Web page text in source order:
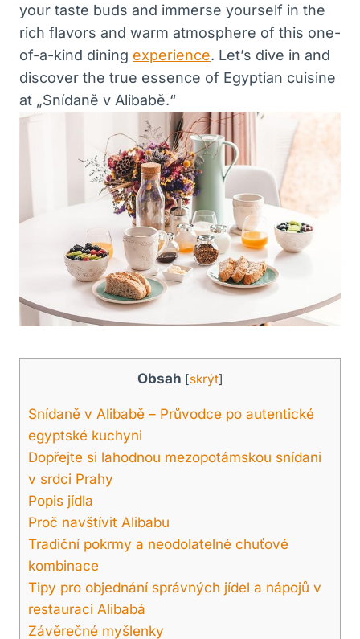
your taste buds and immerse yourself in the
rich flavors and warm atmosphere of this one-
of-a-kind dining experience. Let’s dive in and
discover the true essence of Egyptian cuisine
at „Snídaně v Alibabě.“
Obsah [skrýt]
Snídaně v Alibabě – Průvodce po autentické
egyptské kuchyni
Dopřejte si lahodnou mezopotámskou snídani
v srdci Prahy
Popis jídla
Proč navštívit Alibabu
Tradiční pokrmy a neodolatelné chuťové
kombinace
Tipy pro objednání správných jídel a nápojů v
restauraci Alibabá
Závěrečné myšlenky